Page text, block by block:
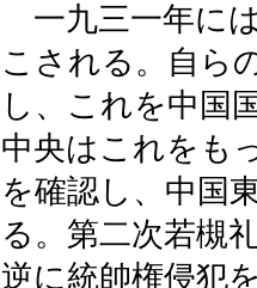
一九三一年に
こされる。自ら
し、これを中国
中央はこれをも
を確認し、中国
る。第二次若槻
逆に統帥権侵犯